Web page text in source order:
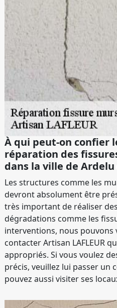
À qui peut-on confier
réparation des
dans la ville de Ardelu
Les structures comme les
devront absolument être
très important de réaliser
dégradations comme les
interventions, nous pouvons
contacter Artisan LAFLEUR
appropriés. Si vous voulez
précis, veuillez lui passer un
pouvez aussi visiter ses